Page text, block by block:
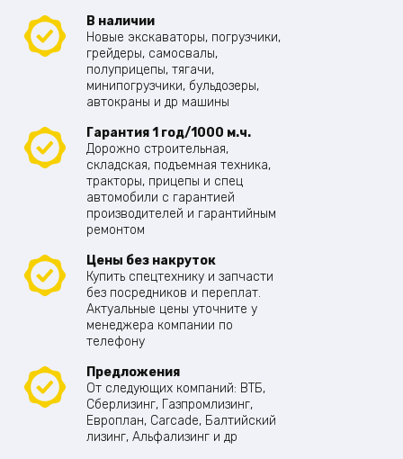
В наличии
Новые экскаваторы, погрузчики,
грейдеры, самосвалы,
полуприцепы, тягачи,
минипогрузчики, бульдозеры,
автокраны и др машины
Гарантия 1 год/1000 м.ч.
Дорожно строительная,
складская, подъемная техника,
тракторы, прицепы и спец
автомобили с гарантией
производителей и гарантийным
ремонтом
Цены без накруток
Купить спецтехнику и запчасти
без посредников и переплат.
Актуальные цены уточните у
менеджера компании по
телефону
Предложения
От следующих компаний: ВТБ,
Сберлизинг, Газпромлизинг,
Европлан, Carcade, Балтийский
лизинг, Альфализинг и др